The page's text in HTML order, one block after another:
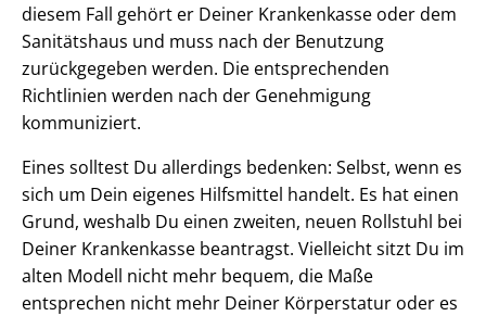
diesem Fall gehört er Deiner Krankenkasse oder dem
Sanitätshaus und muss nach der Benutzung
zurückgegeben werden. Die entsprechenden
Richtlinien werden nach der Genehmigung
kommuniziert.
Eines solltest Du allerdings bedenken: Selbst, wenn es
sich um Dein eigenes Hilfsmittel handelt. Es hat einen
Grund, weshalb Du einen zweiten, neuen Rollstuhl bei
Deiner Krankenkasse beantragst. Vielleicht sitzt Du im
alten Modell nicht mehr bequem, die Maße
entsprechen nicht mehr Deiner Körperstatur oder es